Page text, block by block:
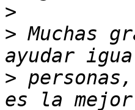
>
> Muchas
>